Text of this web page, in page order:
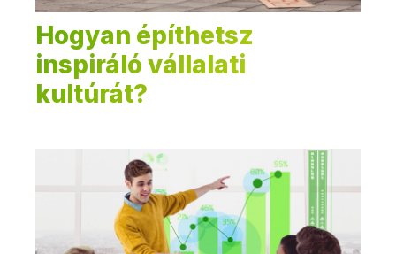
Hogyan építhetsz
inspiráló vállalati
kultúrát?